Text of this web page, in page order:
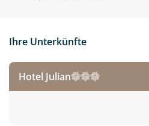
Ihre Unterkünfte
Hotel Julian